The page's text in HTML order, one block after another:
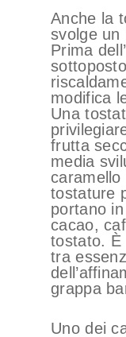
Anche la
svolge un
Prima
modifica
Una
frutta
media
tostature
portano
cacao,
tostato. È
tra
grappa
Uno dei